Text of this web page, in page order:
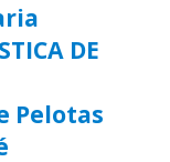
DE
Pelotas